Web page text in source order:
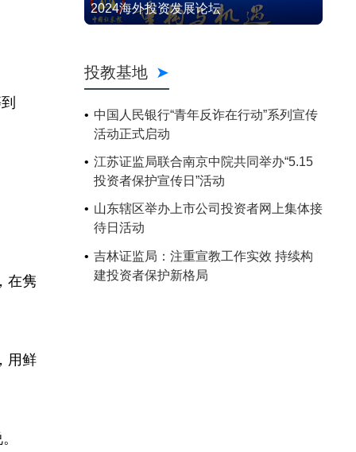
在隽
用鲜
2024海外投资发展论坛
投教基地
中国人民银行“青年反诈在行动”系列宣传
活动正式启动
江苏证监局联合南京中院共同举办“5.15
投资者保护宣传日”活动
山东辖区举办上市公司投资者网上集体接
待日活动
吉林证监局：注重宣教工作实效 持续构
建投资者保护新格局